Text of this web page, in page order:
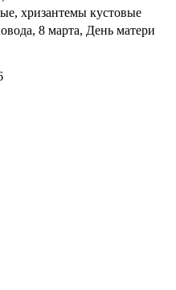
хризантемы кустовые
8 марта, День матери